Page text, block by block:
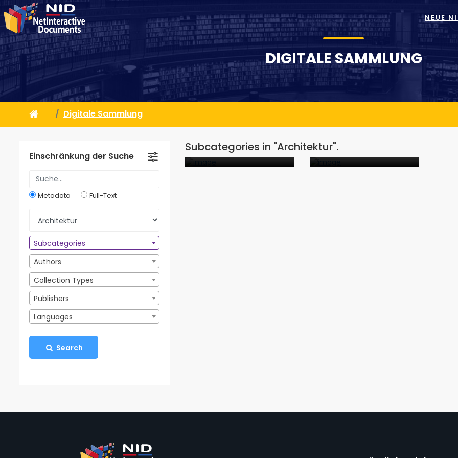
NEUE
DIGITALE SAMMLUNG
Digitale Sammlung
Einschränkung der Suche
Metadata Full-Text
Subcategories
Authors
Collection Types
Publishers
Languages
Search
Subcategories in "Architektur".
Architektur -
22DOKUMENTE
Architektur
1